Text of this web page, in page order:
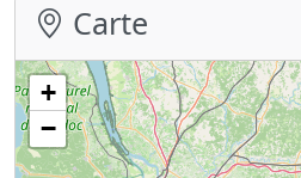
Carte
+
−